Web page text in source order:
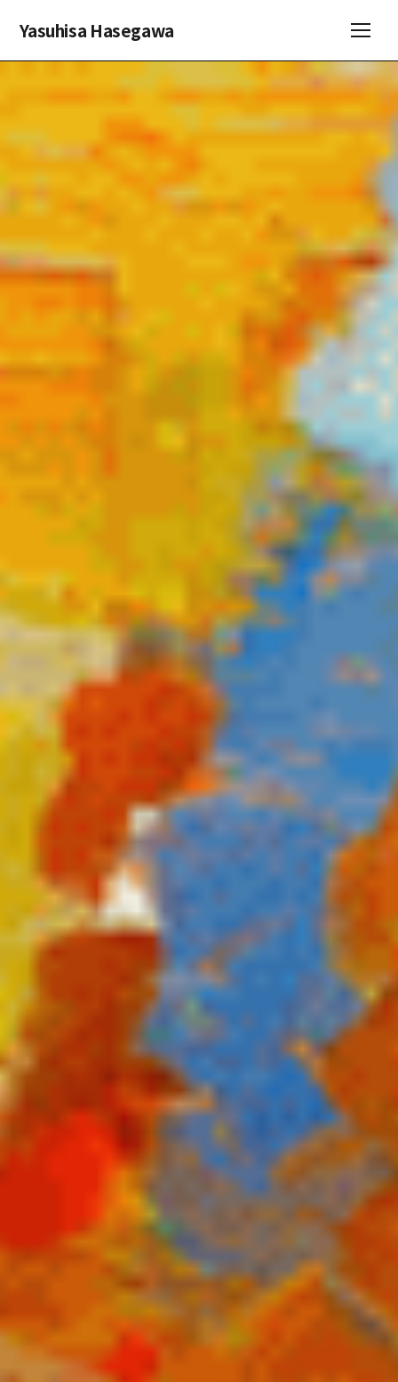
Yasuhisa Hasegawa